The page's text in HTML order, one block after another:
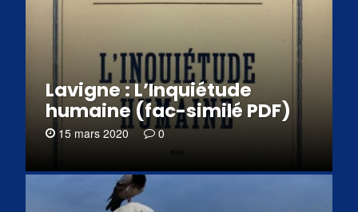
Lavigne : L’Inquiétude
humaine (fac-similé PDF)
15 mars 2020 0